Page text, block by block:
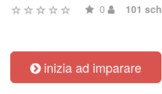
0 101
inizia ad imparare